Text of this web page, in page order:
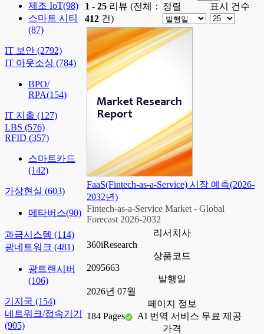
제조 IoT(98)
스마트 시티
(87)
IT 보안 (2792)
IT 아웃소싱 (784)
BPO/
RPA(154)
IT 지출 (127)
LBS (576)
RFID (357)
스마트카드
(142)
가상현실 (603)
메타버스(90)
과금시스템 (114)
광네트워크 (481)
광트랜시버
(106)
기지국 (154)
네트워크/접속기기
(905)
1 - 25 리뷰 (전체：
412 건)
정렬 표시 건수
FaaS(Fintech-as-a-Service) 시장 예측(2026-
2032년)
Fintech-as-a-Service Market - Global
Forecast 2026-2032
리서치사
360iResearch
상품코드
2095663
발행일
2026년 07월
페이지 정보
184 Pages
AI 번역 서비스 무료 제공
가격